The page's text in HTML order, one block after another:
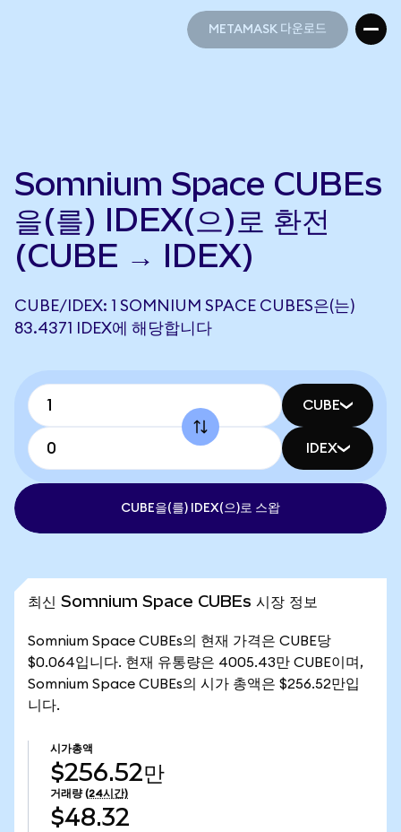
METAMASK 다운로드
Somnium Space CUBEs
을(를) IDEX(으)로 환전
(CUBE → IDEX)
CUBE/IDEX: 1 SOMNIUM SPACE CUBES은(는)
83.4371 IDEX에 해당합니다
CUBE
IDEX
CUBE을(를) IDEX(으)로 스왑
최신 Somnium Space CUBEs 시장 정보
Somnium Space CUBEs의 현재 가격은 CUBE당
$0.064입니다. 현재 유통량은 4005.43만 CUBE이며,
Somnium Space CUBEs의 시가 총액은 $256.52만입
니다.
시가총액
$256.52만
거래량 (24시간)
$48.32